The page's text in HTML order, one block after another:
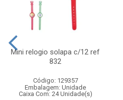
Mini relogio solapa c/12 ref
832
Código: 129357
Embalagem: Unidade
Caixa Com: 24 Unidade(s)